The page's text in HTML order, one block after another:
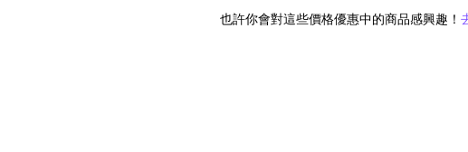
也許你會對這些價格優惠中的商品感興趣！